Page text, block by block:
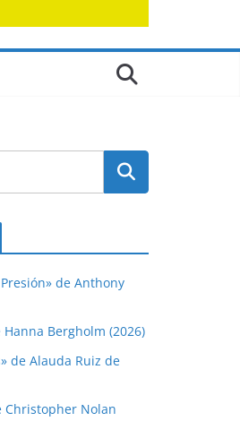
de Anthony
Bergholm (2026)
de Alauda Ruiz de
Christopher Nolan